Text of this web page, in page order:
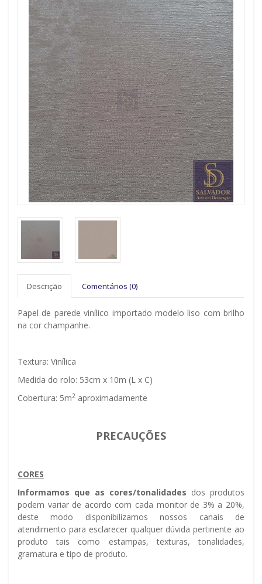
Descrição Comentários (0)
Papel de parede vinílico importado modelo liso com brilho
na cor champanhe.
Textura: Vinílica
Medida do rolo: 53cm x 10m (L x C)
Cobertura: 5m2 aproximadamente
PRECAUÇÕES
CORES
Informamos que as cores/tonalidades dos produtos
podem variar de acordo com cada monitor de 3% a 20%,
deste modo disponibilizamos nossos canais de
atendimento para esclarecer qualquer dúvida pertinente ao
produto tais como estampas, texturas, tonalidades,
gramatura e tipo de produto.